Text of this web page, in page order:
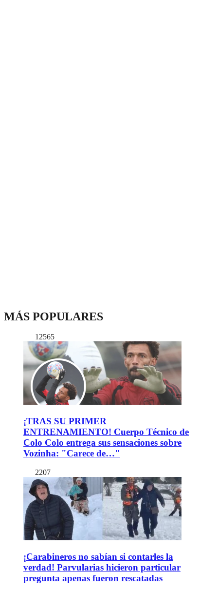
MÁS POPULARES
12565
¡TRAS SU PRIMER
ENTRENAMIENTO! Cuerpo Técnico de
Colo Colo entrega sus sensaciones sobre
Vozinha: "Carece de…"
2207
¡Carabineros no sabían si contarles la
verdad! Parvularias hicieron particular
pregunta apenas fueron rescatadas